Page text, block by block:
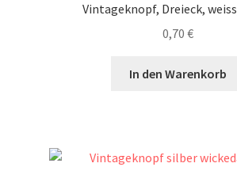
Vintageknopf, Dreieck,
0,70 €
In den Warenkorb